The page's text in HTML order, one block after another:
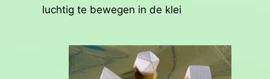
luchtig te bewegen in de klei